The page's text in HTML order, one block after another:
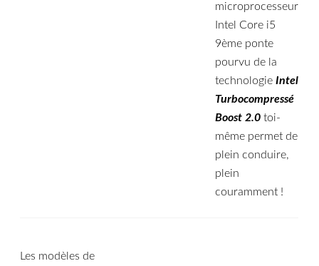
microprocesseur
Intel Core i5
9ème ponte
pourvu de la
technologieIntel
Turbocompressé
Boost 2.0toi-
même permet de
plein conduire,
plein
couramment !
Les modèles de